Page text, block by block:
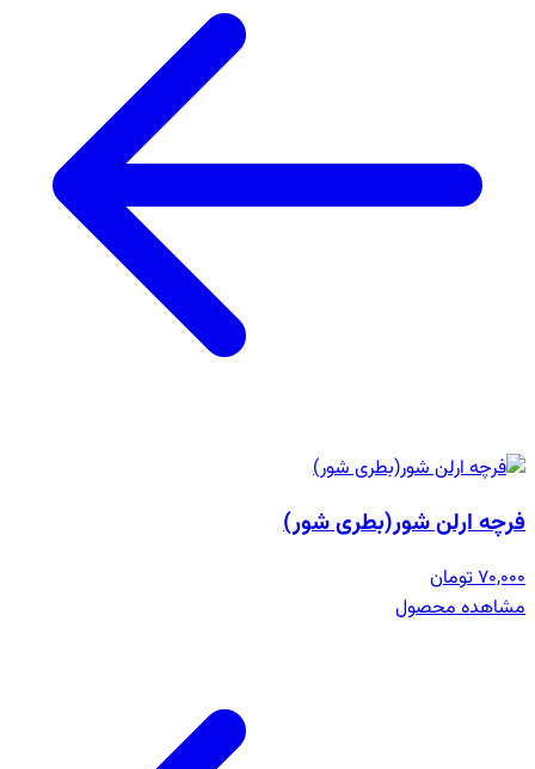
فرچه ارلن شور(بطری شور)
70,000 تومان
مشاهده محصول